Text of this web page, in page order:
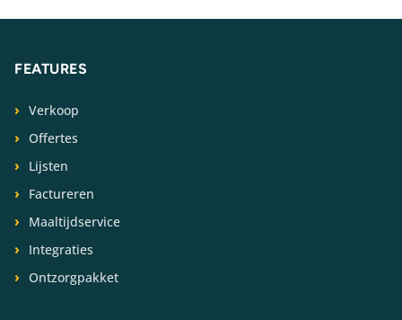
FEATURES
Verkoop
Offertes
Lijsten
Factureren
Maaltijdservice
Integraties
Ontzorgpakket